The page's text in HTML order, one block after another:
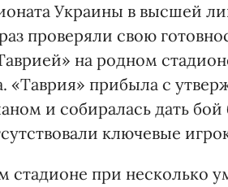
Украины в высшей
проверяли свою
на родном
«Таврия» прибыла с
и собиралась дать бой
ключевые
стадионе при несколько